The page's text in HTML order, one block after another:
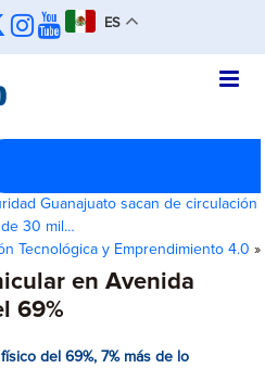
ES
Guanajuato sacan de circulación
de 30 mil…
Tecnológica y Emprendimiento 4.0 »
en Avenida
69%
del 69%, 7% más de lo